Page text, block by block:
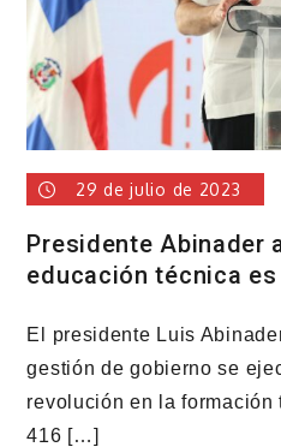
29 de julio de 2023
Presidente Abinader
educación técnica
El presidente Luis
gestión de gobierno se
revolución en la
416 […]